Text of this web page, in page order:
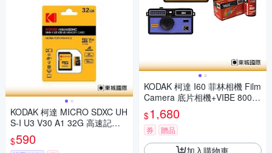
KODAK 柯達 MICRO SDXC UH
S-I U3 V30 A1 32G 高速記憶
卡(附轉卡)
$590
KODAK 柯達 I60 菲林相機 Film
Camera 底片相機+VIBE 800底
片組
$1,680
券 贈品
加入購物車